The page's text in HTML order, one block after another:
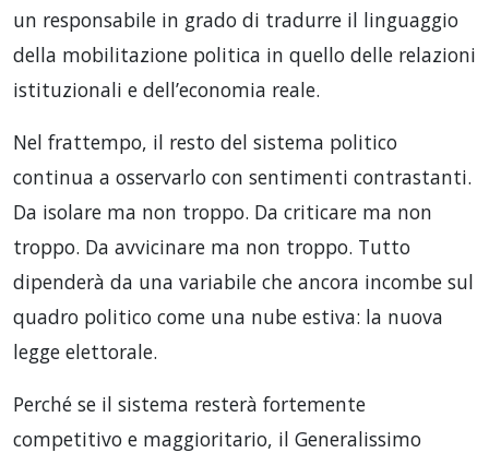
un responsabile in grado di tradurre il linguaggio
della mobilitazione politica in quello delle relazioni
istituzionali e dell’economia reale.
Nel frattempo, il resto del sistema politico
continua a osservarlo con sentimenti contrastanti.
Da isolare ma non troppo. Da criticare ma non
troppo. Da avvicinare ma non troppo. Tutto
dipenderà da una variabile che ancora incombe sul
quadro politico come una nube estiva: la nuova
legge elettorale.
Perché se il sistema resterà fortemente
competitivo e maggioritario, il Generalissimo